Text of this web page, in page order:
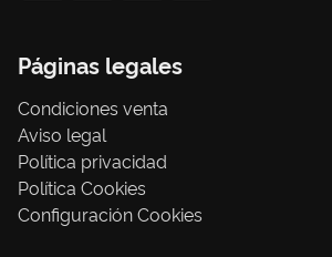
Páginas legales
Condiciones venta
Aviso legal
Política privacidad
Política Cookies
Configuración Cookies